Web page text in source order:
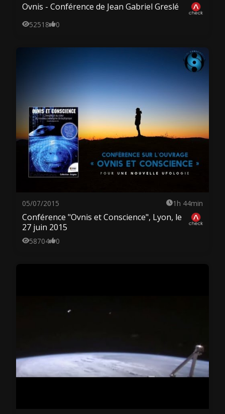
Ovnis - Conférence de Jean Gabriel Greslé
52518 0
05/07/2015 1h 44min
Conférence "Ovnis et Conscience", Lyon, le
27 juin 2015
58704 0